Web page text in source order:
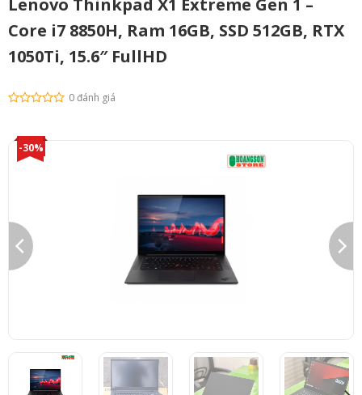
Lenovo Thinkpad X1 Extreme Gen 1 –
Core i7 8850H, Ram 16GB, SSD 512GB, RTX
1050Ti, 15.6″ FullHD
0 đánh giá
-30%